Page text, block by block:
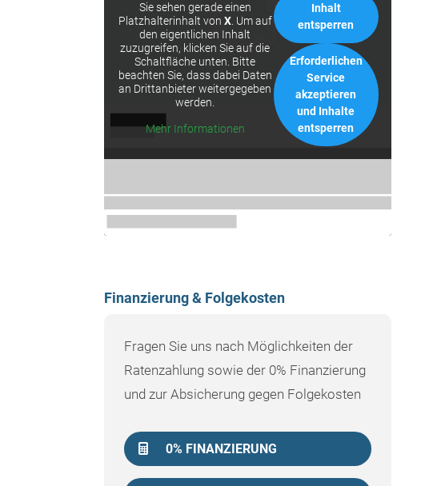
Sie sehen gerade einen
Platzhalterinhalt von X. Um auf
den eigentlichen Inhalt
zuzugreifen, klicken Sie auf die
Schaltfläche unten. Bitte
beachten Sie, dass dabei Daten
an Drittanbieter weitergegeben
werden.
Mehr Informationen
Inhalt
entsperren
Erforderlichen
Service
akzeptieren
und Inhalte
entsperren
Finanzierung & Folgekosten
Fragen Sie uns nach Möglichkeiten der
Ratenzahlung sowie der 0% Finanzierung
und zur Absicherung gegen Folgekosten
0% FINANZIERUNG